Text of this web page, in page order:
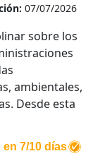
07/07/2026
7/10 días
sobre los
ambientales,
Desde esta